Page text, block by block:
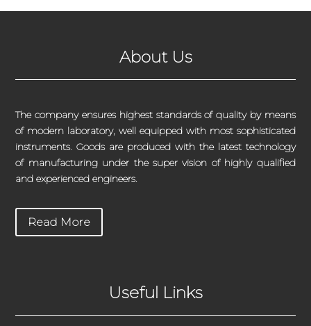
About Us
The company ensures highest standards of quality by means
of modern laboratory, well equipped with most sophisticated
instruments. Goods are produced with the latest technology
of manufacturing under the super vision of highly qualified
and experienced engineers.
Read More
Useful Links